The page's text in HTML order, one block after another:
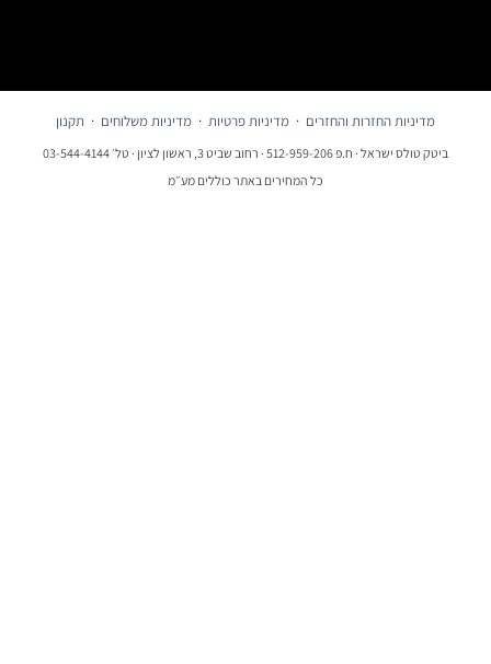
מדיניות החזרות והחזרים ·מדיניות פרטיות·מדיניות משלוחים·תקנון
ביטק טולס ישראל · ח.פ 512-959-206 · רחוב שביט 3, ראשון לציון · טל׳ 03-544-4144
כל המחירים באתר כוללים מע״מ